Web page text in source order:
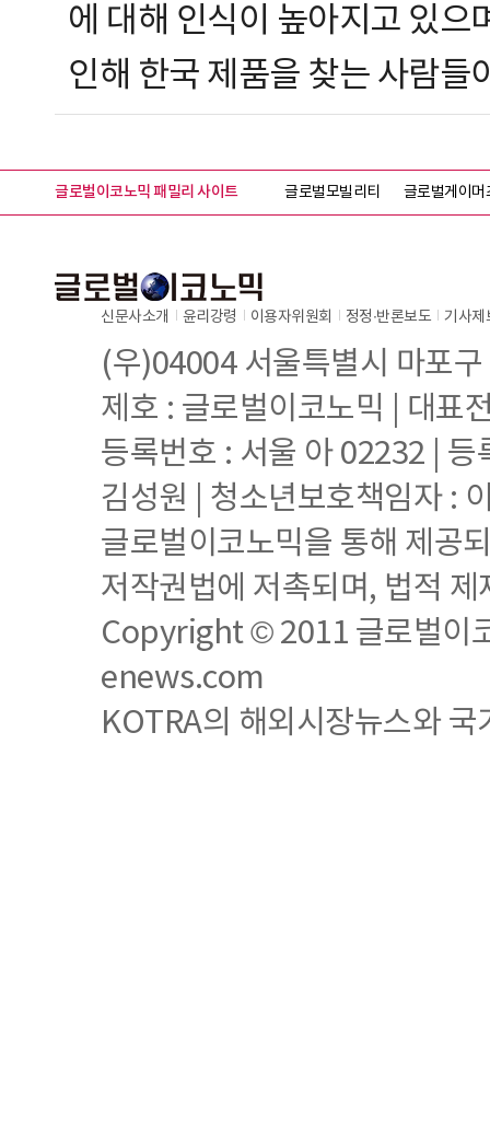
에 대해 인식이 높아지고 있
인해 한국 제품을 찾는 사람들
글로벌이코노믹 패밀리 사이트 글로벌모빌리티 글로벌게이머
신문사소개 윤리강령 이용자위원회 정정∙반론보도 기사제
(우)04004 서울특별시 마포
제호 : 글로벌이코노믹 | 대표
등록번호 : 서울 아 02232 | 등
김성원 | 청소년보호책임자 :
글로벌이코노믹을 통해 제공
저작권법에 저촉되며, 법적
Copyright © 2011 글로벌
enews.com
KOTRA의 해외시장뉴스와